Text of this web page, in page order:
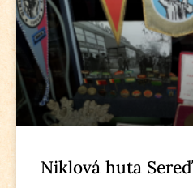
Niklová huta Sereď